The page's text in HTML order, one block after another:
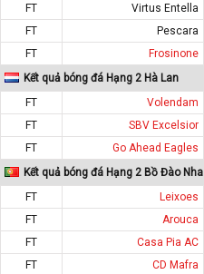
FT
Virtus Entella
FT
Pescara
FT
Frosinone
Kết quả bóng đá Hạng 2 Hà Lan
FT
Volendam
FT
SBV Excelsior
FT
Go Ahead Eagles
Kết quả bóng đá Hạng 2 Bồ Đào Nha
FT
Leixoes
FT
Arouca
FT
Casa Pia AC
FT
CD Mafra